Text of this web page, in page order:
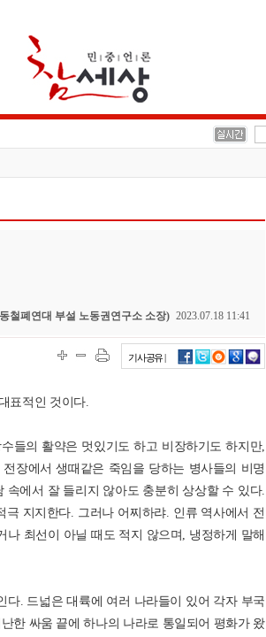
철폐연대 부설 노동권연구소 소장) 2023.07.18 11:41
기사공유 |
표적인 것이다.
들의 활약은 멋있기도 하고 비장하기도 하지만,
장에서 생때같은 죽임을 당하는 병사들의 비명
에서 잘 들리지 않아도 충분히 상상할 수 있다.
지지한다. 그러나 어찌하랴. 인류 역사에서 전
최선이 아닐 때도 적지 않으며, 냉정하게 말해
. 드넓은 대륙에 여러 나라들이 있어 각자 부국
한 싸움 끝에 하나의 나라로 통일되어 평화가 왔